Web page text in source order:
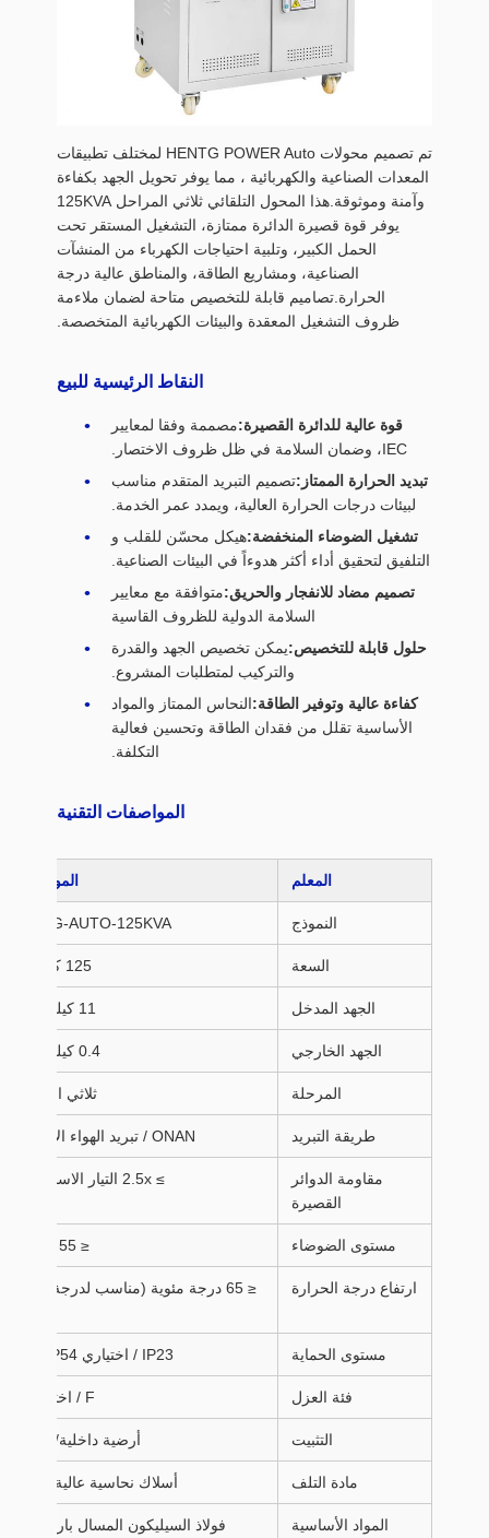
تم تصميم محولات HENTG POWER Auto لمختلف تطبيقات
المعدات الصناعية والكهربائية ، مما يوفر تحويل الجهد بكفاءة
وآمنة وموثوقة.هذا المحول التلقائي ثلاثي المراحل 125KVA
يوفر قوة قصيرة الدائرة ممتازة، التشغيل المستقر تحت
الحمل الكبير، وتلبية احتياجات الكهرباء من المنشآت
الصناعية، ومشاريع الطاقة، والمناطق عالية درجة
الحرارة.تصاميم قابلة للتخصيص متاحة لضمان ملاءمة
ظروف التشغيل المعقدة والبيئات الكهربائية المتخصصة.
النقاط الرئيسية للبيع
قوة عالية للدائرة القصيرة:مصممة وفقا لمعايير
IEC، وضمان السلامة في ظل ظروف الاختصار.
تبديد الحرارة الممتاز:تصميم التبريد المتقدم مناسب
لبيئات درجات الحرارة العالية، ويمدد عمر الخدمة.
تشغيل الضوضاء المنخفضة:هيكل محسّن للقلب و
التلفيق لتحقيق أداء أكثر هدوءاً في البيئات الصناعية.
تصميم مضاد للانفجار والحريق:متوافقة مع معايير
السلامة الدولية للظروف القاسية
حلول قابلة للتخصيص:يمكن تخصيص الجهد والقدرة
والتركيب لمتطلبات المشروع.
كفاءة عالية وتوفير الطاقة:النحاس الممتاز والمواد
الأساسية تقلل من فقدان الطاقة وتحسين فعالية
التكلفة.
المواصفات التقنية
المعلم المواصفات
النموذج HENTG-AUTO-125KVA
السعة 125 كيلوواط
الجهد المدخل 11 كيلو فولت
الجهد الخارجي 0.4 كيلو فولت
المرحلة ثلاثي المراحل
طريقة التبريد ONAN / تبريد الهواء الاختياري
مقاومة الدوائر
القصيرة
≥ 2.5x التيار الاسمي، 2s
مستوى الضوضاء ≤ 55 ديسيبل
ارتفاع درجة الحرارة
≤ 65 درجة مئوية (مناسب لدرجة حرارة
مستوى الحماية IP23 / اختياري IP44/IP54
فئة العزل F / اختياري H
التثبيت أرضية داخلية/خارجية
مادة التلف أسلاك نحاسية عالية الجودة
المواد الأساسية
فولاذ السيليكون المسال بارد، عالية